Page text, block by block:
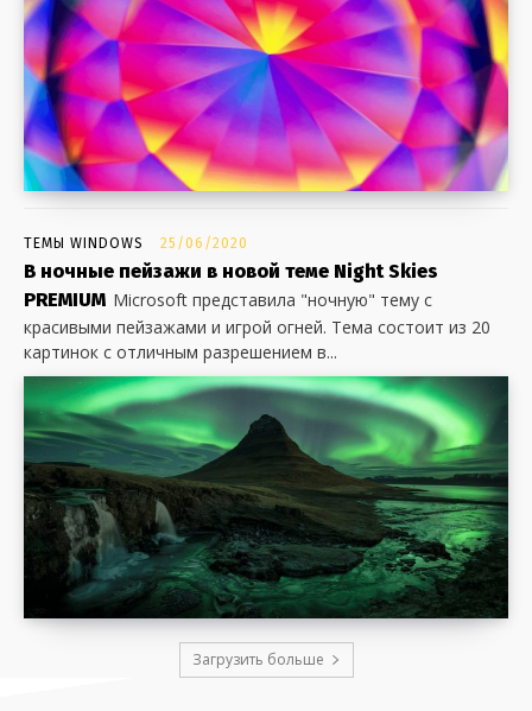
ТЕМЫ WINDOWS 25/06/2020
В ночные пейзажи в новой теме Night Skies
PREMIUM Microsoft представила "ночную" тему с
красивыми пейзажами и игрой огней. Тема состоит из 20
картинок с отличным разрешением в...
Загрузить больше